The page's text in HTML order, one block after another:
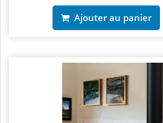
Ajouter au panier